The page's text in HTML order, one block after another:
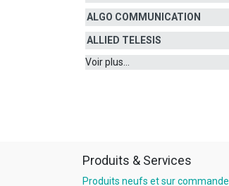
ALGO COMMUNICATION
ALLIED TELESIS
Voir plus...
Produits & Services
Produits neufs et sur commande